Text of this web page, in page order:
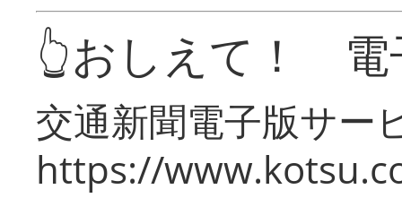
👆おしえて！ 電
交通新聞電子版サー
https://